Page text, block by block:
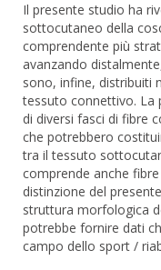
Il presente studio ha
sottocutaneo della
comprendente più
avanzando
sono, infine, distribuiti
tessuto connettivo. La
di diversi fasci di fibre
che potrebbero
tra il tessuto
comprende anche
distinzione del
struttura morfologica
potrebbe fornire dati
campo dello sport /